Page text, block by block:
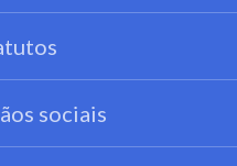
sociais